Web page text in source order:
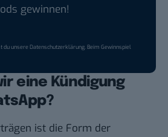
gewinnen!
du unsereDatenschutzerklärung. Beim Gewinnspiel
eine Kündigung
ist die Form der